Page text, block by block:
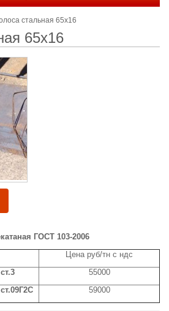
стальная 65x16
65x16
ГОСТ 103-2006
Цена руб/тн с ндс
55000
59000